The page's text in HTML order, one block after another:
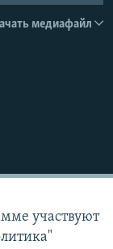
медиафайл
участвуют